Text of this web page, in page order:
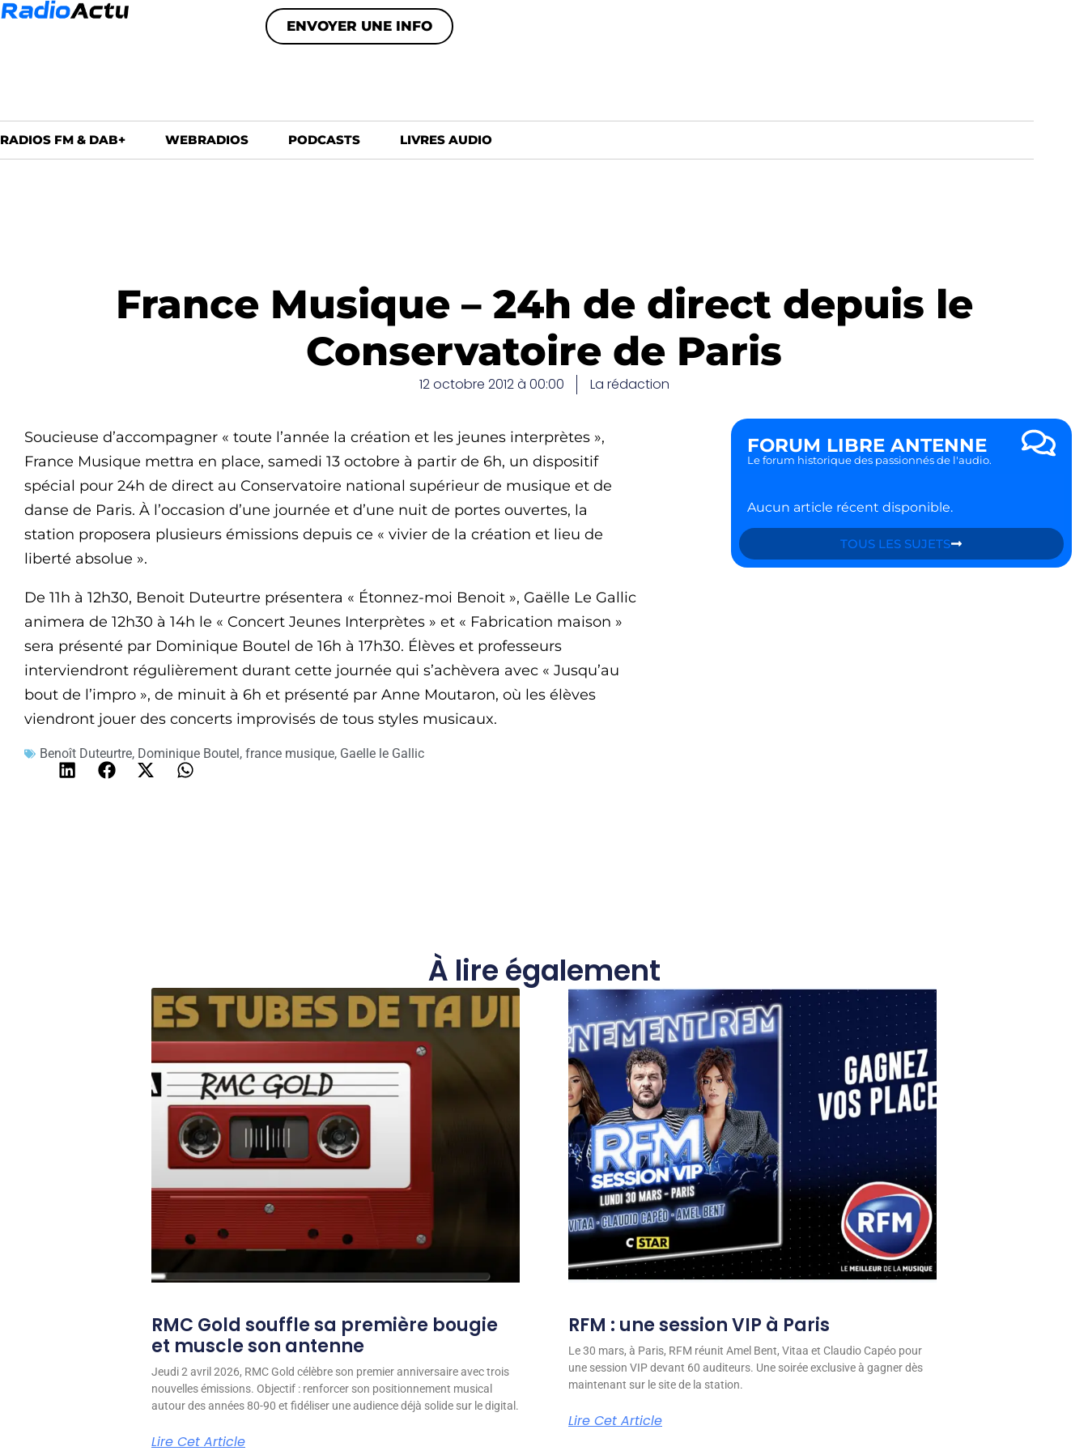
ENVOYER UNE INFO
RADIOS FM & DAB+ WEBRADIOS PODCASTS LIVRES AUDIO
France Musique – 24h de direct depuis le
Conservatoire de Paris
12 octobre 2012 à 00:00 La rédaction
Soucieuse d’accompagner « toute l’année la création et les jeunes interprètes »,
France Musique mettra en place, samedi 13 octobre à partir de 6h, un dispositif
spécial pour 24h de direct au Conservatoire national supérieur de musique et de
danse de Paris. À l’occasion d’une journée et d’une nuit de portes ouvertes, la
station proposera plusieurs émissions depuis ce « vivier de la création et lieu de
liberté absolue ».
De 11h à 12h30, Benoit Duteurtre présentera « Étonnez-moi Benoit », Gaëlle Le Gallic
animera de 12h30 à 14h le « Concert Jeunes Interprètes » et « Fabrication maison »
sera présenté par Dominique Boutel de 16h à 17h30. Élèves et professeurs
interviendront régulièrement durant cette journée qui s’achèvera avec « Jusqu’au
bout de l’impro », de minuit à 6h et présenté par Anne Moutaron, où les élèves
viendront jouer des concerts improvisés de tous styles musicaux.
Benoît Duteurtre, Dominique Boutel, france musique, Gaelle le Gallic
FORUM LIBRE ANTENNE
Le forum historique des passionnés de l'audio.
Aucun article récent disponible.
TOUS LES SUJETS
À lire également
RMC Gold souffle sa première bougie
et muscle son antenne
Jeudi 2 avril 2026, RMC Gold célèbre son premier anniversaire avec trois
nouvelles émissions. Objectif : renforcer son positionnement musical
autour des années 80-90 et fidéliser une audience déjà solide sur le digital.
Lire Cet Article
RFM : une session VIP à Paris
Le 30 mars, à Paris, RFM réunit Amel Bent, Vitaa et Claudio Capéo pour
une session VIP devant 60 auditeurs. Une soirée exclusive à gagner dès
maintenant sur le site de la station.
Lire Cet Article